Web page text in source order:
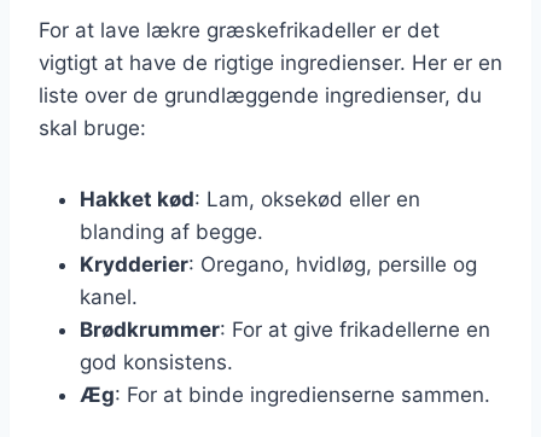
For at lave lækre græskefrikadeller er det
vigtigt at have de rigtige ingredienser. Her er en
liste over de grundlæggende ingredienser, du
skal bruge:
Hakket kød: Lam, oksekød eller en
blanding af begge.
Krydderier: Oregano, hvidløg, persille og
kanel.
Brødkrummer: For at give frikadellerne en
god konsistens.
Æg: For at binde ingredienserne sammen.